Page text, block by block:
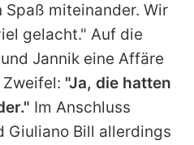
miteinander. Wir
gelacht." Auf die
Jannik eine Affäre
"Ja, die hatten
Im Anschluss
Giuliano Bill allerdings